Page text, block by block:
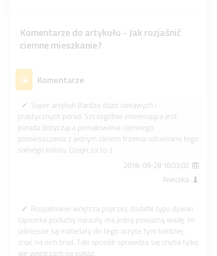
Komentarze do artykułu - Jak rozjaśnić
ciemne mieszkanie?
Komentarze
Super artykuł! Bardzo dużo ciekawych i
praktycznych porad. Szczególnie interesująca jest
porada dotycząca pomalowania ciemnego
pomieszczenia z jednym oknem trzema odcieniami tego
samego koloru. Dzięki za to :)
2018-09-28 16:03:02
Aneczka
Rozjaśnianie wnętrza poprzez dodatki typu dywan
tapicerka poduchy narzuty ma jedną poważną wadę. Im
jaśniejsze są materiały do tego urzyte tym bardziej
znać na nich brud. Taki sposób sprawdza się chyba tylko
we wnętrzach na pokaz.